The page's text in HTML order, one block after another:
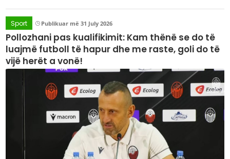
Sport Publikuar më 31 July 2026
Pollozhani pas kualifikimit: Kam thënë se do të
luajmë futboll të hapur dhe me raste, goli do të
vijë herët a vonë!